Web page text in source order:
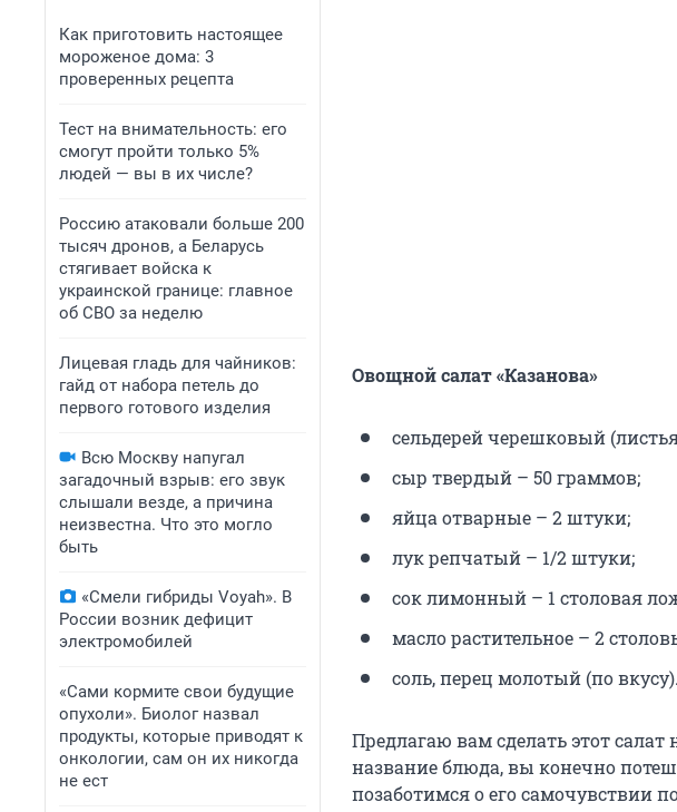
Как приготовить настоящее
мороженое дома: 3
проверенных рецепта
Тест на внимательность: его
смогут пройти только 5%
людей — вы в их числе?
Россию атаковали больше 200
тысяч дронов, а Беларусь
стягивает войска к
украинской границе: главное
об СВО за неделю
Лицевая гладь для чайников:
гайд от набора петель до
первого готового изделия
Всю Москву напугал
загадочный взрыв: его звук
слышали везде, а причина
неизвестна. Что это могло
быть
«Смели гибриды Voyah». В
России возник дефицит
электромобилей
«Сами кормите свои будущие
опухоли». Биолог назвал
продукты, которые приводят к
онкологии, сам он их никогда
не ест
Овощной салат «Казанова»
сельдерей черешковый
сыр твердый – 50 граммов;
яйца отварные – 2 штуки;
лук репчатый – 1/2 штуки;
сок лимонный – 1 столовая
масло растительное – 2
соль, перец молотый (по вкусу).
Предлагаю вам сделать этот
название блюда, вы конечно
позаботимся о его самочувствии